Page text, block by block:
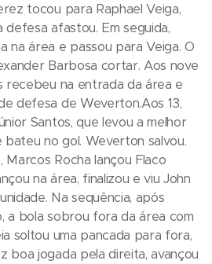
tocou para Raphael Veiga,
afastou. Em seguida,
na área e passou para Veiga. O
Barbosa cortar. Aos nove
recebeu na entrada da área e
defesa de Weverton.Aos 13,
Santos, que levou a melhor
no gol. Weverton salvou.
Rocha lançou Flaco
na área, finalizou e viu John
Na sequência, após
a bola sobrou fora da área com
soltou uma pancada para fora,
boa jogada pela direita, avançou